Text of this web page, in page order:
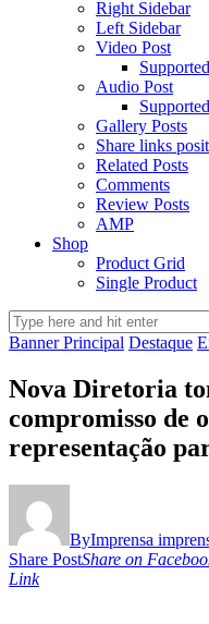
Right Sidebar
Left Sidebar
Video Post
Audio Post
Gallery Posts
Share links
Related Posts
Comments
Review Posts
AMP
Shop
Product Grid
Single Product
Banner Principal Destaque
Nova Diretoria
compromisso de
representação
ByImprensa
Share PostShare on
Link